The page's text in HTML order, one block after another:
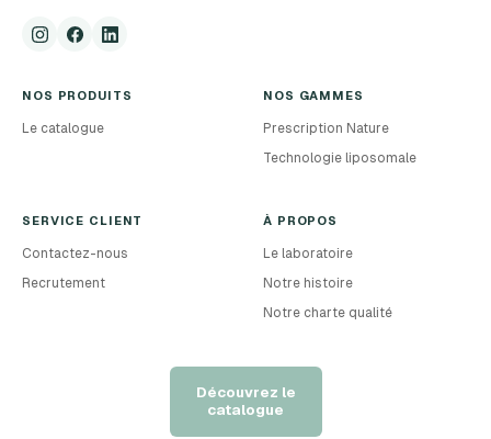
NOS PRODUITS
Le catalogue
NOS GAMMES
Prescription Nature
Technologie liposomale
SERVICE CLIENT
Contactez-nous
Recrutement
À PROPOS
Le laboratoire
Notre histoire
Notre charte qualité
Découvrez le
catalogue